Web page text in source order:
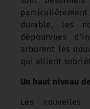
particulièrement
durable, les
dépourvues
arborent les
qui allient
Un haut niveau
Les